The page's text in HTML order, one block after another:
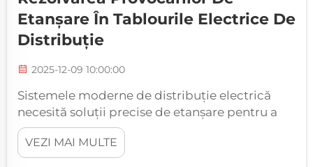
Etanșare În Tablourile Electrice De
Distribuție
2025-12-09 10:00:00
Sistemele moderne de distribuție electrică
necesită soluții precise de etanșare pentru a
menține eficiența operațională și standardele
de siguranță. Evoluția tehnologiei automate
de etanșare a transformat modul în care
VEZI MAI MULTE